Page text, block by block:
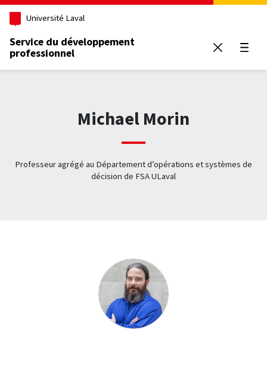
Aller au contenu principal
Université Laval
Service du développement
professionnel
Michael Morin
Professeur agrégé au Département d’opérations et systèmes de
décision de FSA ULaval